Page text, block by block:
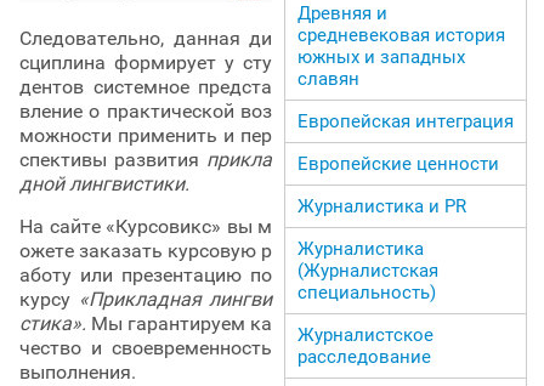
Следовательно, данная ди
сциплина формирует у сту
дентов системное предста
вление о практической воз
можности применить и пер
спективы развития прикла
дной лингвистики.
На сайте «Курсовикс» вы м
ожете заказать курсовую р
аботу или презентацию по
курсу «Прикладная лингви
стика». Мы гарантируем ка
чество и своевременность
выполнения.
Древняя и
средневековая история
южных и западных
славян
Европейская интеграция
Европейские ценности
Журналистика и PR
Журналистика
(Журналистская
специальность)
Журналистское
расследование